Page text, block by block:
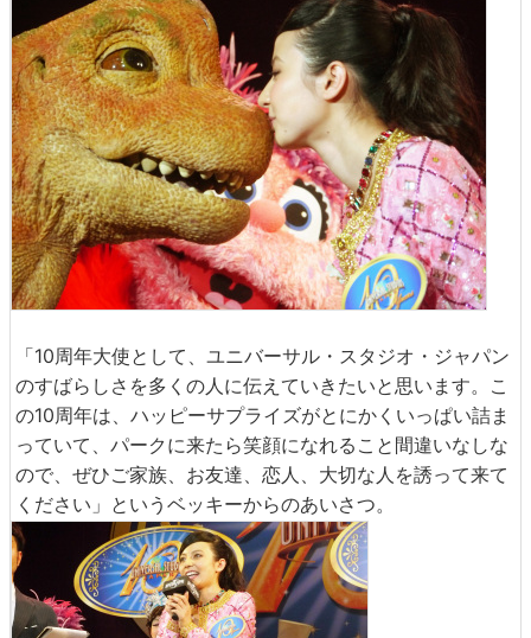
「10周年大使として、ユニバーサル・スタジオ・ジャパン
のすばらしさを多くの人に伝えていきたいと思います。こ
の10周年は、ハッピーサプライズがとにかくいっぱい詰ま
っていて、パークに来たら笑顔になれること間違いなしな
ので、ぜひご家族、お友達、恋人、大切な人を誘って来て
ください」というベッキーからのあいさつ。